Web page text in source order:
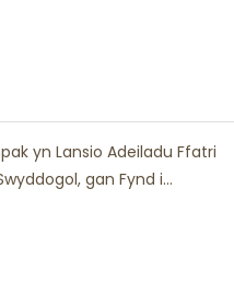
yn Lansio Adeiladu Ffatri
gan Fynd i